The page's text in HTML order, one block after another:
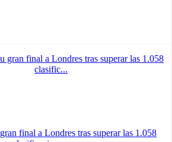
gran final a Londres tras superar las 1.058
clasific...